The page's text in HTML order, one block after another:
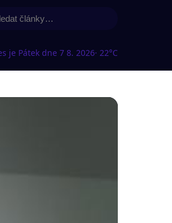
je Pátek dne 7 8. 2026· 22°C